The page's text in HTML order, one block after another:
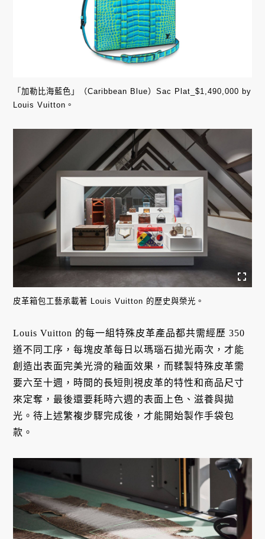
「加勒比海藍色」（Caribbean Blue）Sac Plat_$1,490,000 by
Louis Vuitton。
皮革箱包工藝承載著 Louis Vuitton 的歷史與榮光。
Louis Vuitton 的每一組特殊皮革產品都共需經歷 350
道不同工序，每塊皮革每日以瑪瑙石拋光兩次，才能
創造出表面完美光滑的釉面效果，而鞣製特殊皮革需
要六至十週，時間的長短則視皮革的特性和商品尺寸
來定奪，最後還要耗時六週的表面上色、滋養與拋
光。待上述繁複步驟完成後，才能開始製作手袋包
款。